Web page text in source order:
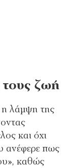
τους ζωή
η λάμψη της
και όχι
ανέφερε πως
καθώς